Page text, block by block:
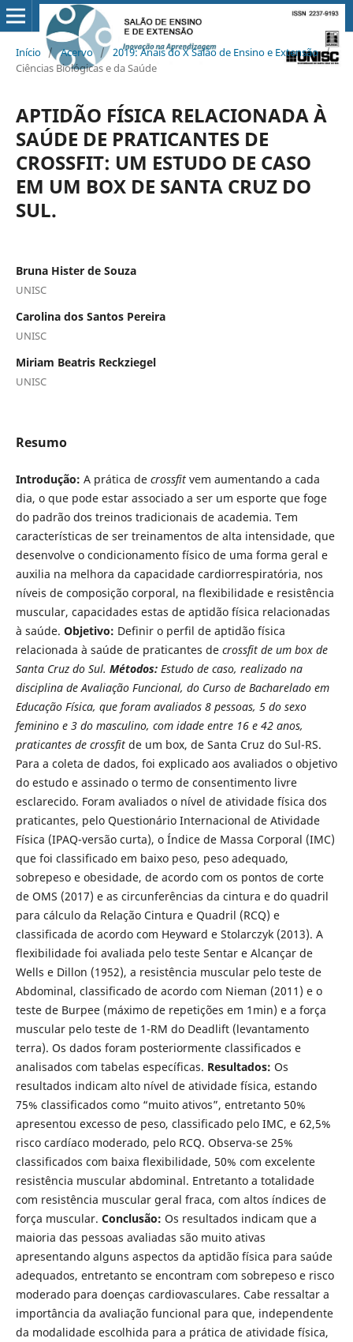
Início / Acervo / 2019: Anais do X Salão de Ensino e Extensão /
Ciências Biológicas e da Saúde
APTIDÃO FÍSICA RELACIONADA À
SAÚDE DE PRATICANTES DE
CROSSFIT: UM ESTUDO DE CASO
EM UM BOX DE SANTA CRUZ DO
SUL.
Bruna Hister de Souza
UNISC
Carolina dos Santos Pereira
UNISC
Miriam Beatris Reckziegel
UNISC
Resumo
Introdução: A prática de crossfitvem aumentando a cada
dia, o que pode estar associado a ser um esporte que foge
do padrão dos treinos tradicionais de academia. Tem
características de ser treinamentos de alta intensidade, que
desenvolve o condicionamento físico de uma forma geral e
auxilia na melhora da capacidade cardiorrespiratória, nos
níveis de composição corporal, na flexibilidade e resistência
muscular, capacidades estas de aptidão física relacionadas
à saúde. Objetivo: Definir o perfil de aptidão física
relacionada à saúde de praticantes de crossfit de um box de
Santa Cruz do Sul. Métodos:Estudo de caso, realizado na
disciplina de Avaliação Funcional, do Curso de Bacharelado em
Educação Física, que foram avaliados 8 pessoas, 5 do sexo
feminino e 3 do masculino, com idade entre 16 e 42 anos,
praticantes de crossfitde um box, de Santa Cruz do Sul-RS.
Para a coleta de dados, foi explicado aos avaliados o objetivo
do estudo e assinado o termo de consentimento livre
esclarecido. Foram avaliados o nível de atividade física dos
praticantes, pelo Questionário Internacional de Atividade
Física (IPAQ-versão curta), o Índice de Massa Corporal (IMC)
que foi classificado em baixo peso, peso adequado,
sobrepeso e obesidade, de acordo com os pontos de corte
de OMS (2017) e as circunferências da cintura e do quadril
para cálculo da Relação Cintura e Quadril (RCQ) e
classificada de acordo com Heyward e Stolarczyk (2013). A
flexibilidade foi avaliada pelo teste Sentar e Alcançar de
Wells e Dillon (1952), a resistência muscular pelo teste de
Abdominal, classificado de acordo com Nieman (2011) e o
teste de Burpee (máximo de repetições em 1min) e a força
muscular pelo teste de 1-RM do Deadlift (levantamento
terra). Os dados foram posteriormente classificados e
analisados com tabelas específicas. Resultados: Os
resultados indicam alto nível de atividade física, estando
75% classificados como “muito ativos”, entretanto 50%
apresentou excesso de peso, classificado pelo IMC, e 62,5%
risco cardíaco moderado, pelo RCQ. Observa-se 25%
classificados com baixa flexibilidade, 50% com excelente
resistência muscular abdominal. Entretanto a totalidade
com resistência muscular geral fraca, com altos índices de
força muscular. Conclusão: Os resultados indicam que a
maioria das pessoas avaliadas são muito ativas
apresentando alguns aspectos da aptidão física para saúde
adequados, entretanto se encontram com sobrepeso e risco
moderado para doenças cardiovasculares. Cabe ressaltar a
importância da avaliação funcional para que, independente
da modalidade escolhida para a prática de atividade física,